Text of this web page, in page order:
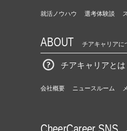
就活ノウハウ 選考体験談
ABOUT チアキャリアに
チアキャリアとは
会社概要 ニュースルーム